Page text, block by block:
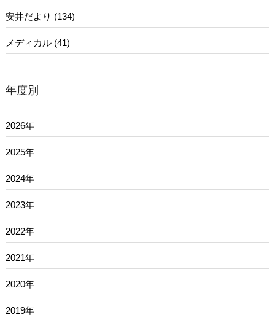
安井だより (134)
メディカル (41)
年度別
2026年
2025年
2024年
2023年
2022年
2021年
2020年
2019年